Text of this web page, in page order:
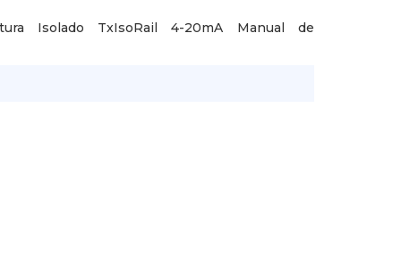
Isolado TxIsoRail 4-20mA Manual de